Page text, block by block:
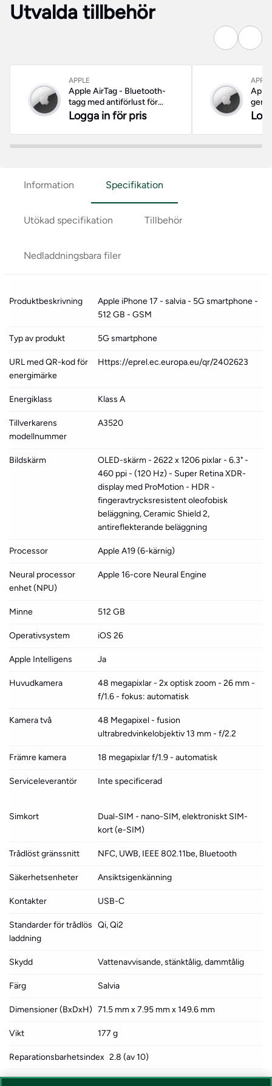
Utvalda tillbehör
APPLE
Apple AirTag - Bluetooth-
tagg med antiförlust för
mobiltelefon, surfplatta
Logga in för pris
APPLE
Information Specifikation
Utökad specifikation Tillbehör
Nedladdningsbara filer
Produktbeskrivning
Apple iPhone 17 - salvia - 5G smartphone -
512 GB - GSM
Typ av produkt 5G smartphone
URL med QR-kod för
energimärke
Https://eprel.ec.europa.eu/qr/2402623
Energiklass Klass A
Tillverkarens
modellnummer
A3520
Bildskärm
OLED-skärm - 2622 x 1206 pixlar - 6.3" -
460 ppi - (120 Hz) - Super Retina XDR-
display med ProMotion - HDR -
fingeravtrycksresistent oleofobisk
beläggning, Ceramic Shield 2,
antireflekterande beläggning
Processor Apple A19 (6-kärnig)
Neural processor
enhet (NPU)
Apple 16-core Neural Engine
Minne 512 GB
Operativsystem iOS 26
Apple Intelligens Ja
Huvudkamera
48 megapixlar - 2x optisk zoom - 26 mm -
f/1.6 - fokus: automatisk
Kamera två
48 Megapixel - fusion
ultrabredvinkelobjektiv 13 mm - f/2.2
Främre kamera 18 megapixlar f/1.9 - automatisk
Serviceleverantör Inte specificerad
Simkort
Dual-SIM - nano-SIM, elektroniskt SIM-
kort (e-SIM)
Trådlöst gränssnitt NFC, UWB, IEEE 802.11be, Bluetooth
Säkerhetsenheter Ansiktsigenkänning
Kontakter USB-C
Standarder för trådlös
laddning
Qi, Qi2
Skydd Vattenavvisande, stänktålig, dammtålig
Färg Salvia
Dimensioner (BxDxH) 71.5 mm x 7.95 mm x 149.6 mm
Vikt 177 g
Reparationsbarhetsindex 2.8 (av 10)
Koldioxidavtryck 61 kg koldioxidutsläpp